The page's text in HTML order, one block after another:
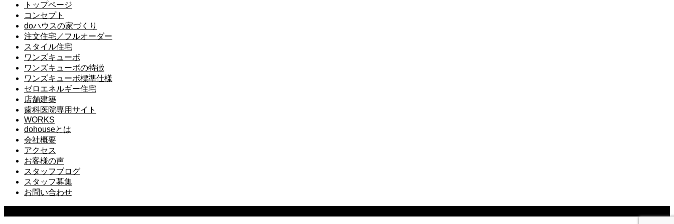
トップページ
コンセプト
doハウスの家づくり
注文住宅／フルオーダー
スタイル住宅
ワンズキューボ
ワンズキューボの特徴
ワンズキューボ標準仕様
ゼロエネルギー住宅
店舗建築
歯科医院専用サイト
WORKS
dohouseとは
会社概要
アクセス
お客様の声
スタッフブログ
スタッフ募集
お問い合わせ